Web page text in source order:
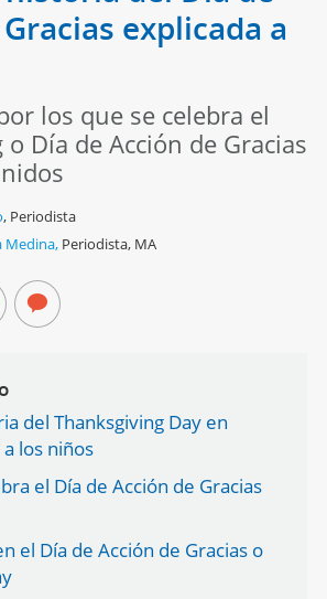
explicada a
los que se celebra el
Día de Acción de Gracias
, Periodista
Medina, Periodista, MA
del Thanksgiving Day en
los niños
el Día de Acción de Gracias
el Día de Acción de Gracias o